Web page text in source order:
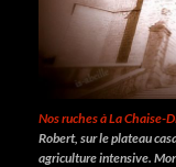
Nos ruches à La Chaise-
Robert, sur le plateau
agriculture intensive.